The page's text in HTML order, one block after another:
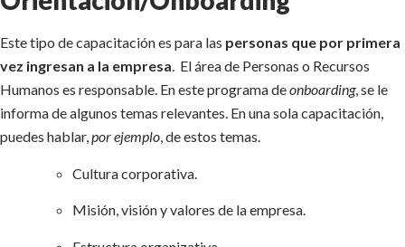
Este tipo de capacitación es para las personas que por primera
vez ingresan a la empresa. El área de Personas o Recursos
Humanos es responsable. En este programa deonboarding, se le
informa de algunos temas relevantes. En una sola capacitación,
puedes hablar,por ejemplo, de estos temas.
Cultura corporativa.
Misión, visión y valores de la empresa.